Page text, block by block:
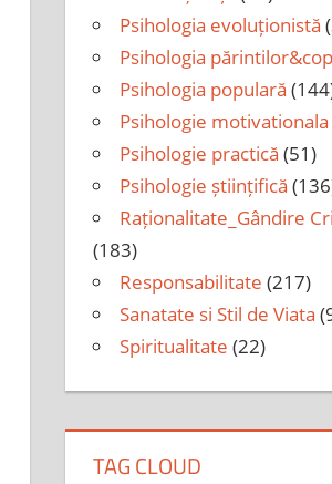
Psihologia evoluționistă
Psihologia
Psihologia populară
Psihologie motivationala
Psihologie practică (51)
Psihologie științifică
Raționalitate_Gândire
(183)
Responsabilitate (217)
Sanatate si Stil de Viata
Spiritualitate (22)
TAG CLOUD